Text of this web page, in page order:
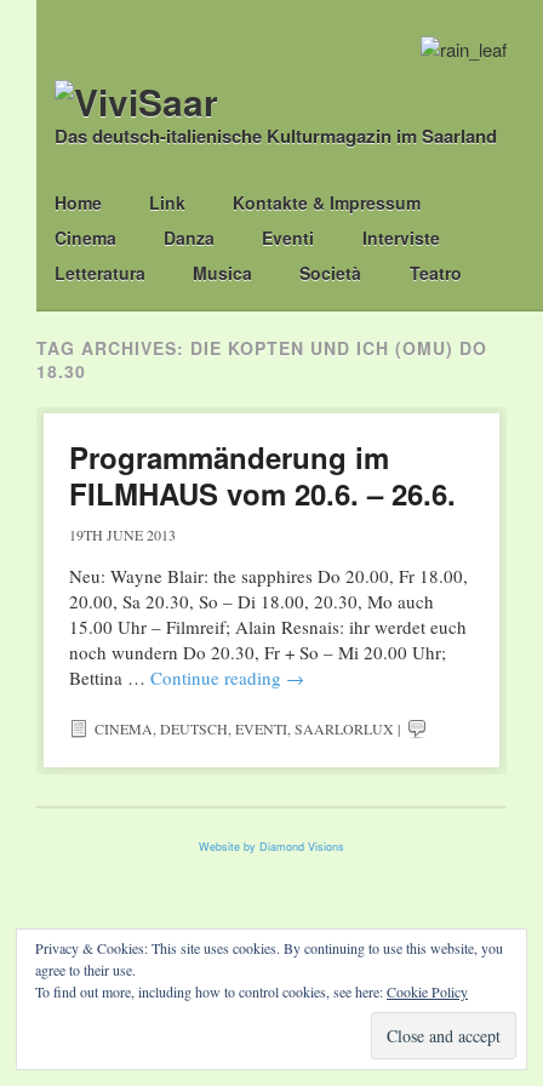
Das deutsch-italienische Kulturmagazin im Saarland
Main menu
Skip
to
content
Home Link
Kontakte & Impressum
Cinema
Danza Eventi
Interviste
Letteratura
Musica Società Teatro
TAG ARCHIVES: DIE KOPTEN UND ICH (OMU) DO
18.30
Programmänderung im
FILMHAUS vom 20.6. – 26.6.
19TH JUNE 2013
Neu: Wayne Blair: the sapphires Do 20.00, Fr 18.00,
20.00, Sa 20.30, So – Di 18.00, 20.30, Mo auch
15.00 Uhr – Filmreif; Alain Resnais: ihr werdet euch
noch wundern Do 20.30, Fr + So – Mi 20.00 Uhr;
Bettina … Continue reading →
CINEMA,DEUTSCH,EVENTI,SAARLORLUX |
Website by Diamond Visions
Privacy & Cookies: This site uses cookies. By continuing to use this website, you
agree to their use.
To find out more, including how to control cookies, see here:Cookie Policy